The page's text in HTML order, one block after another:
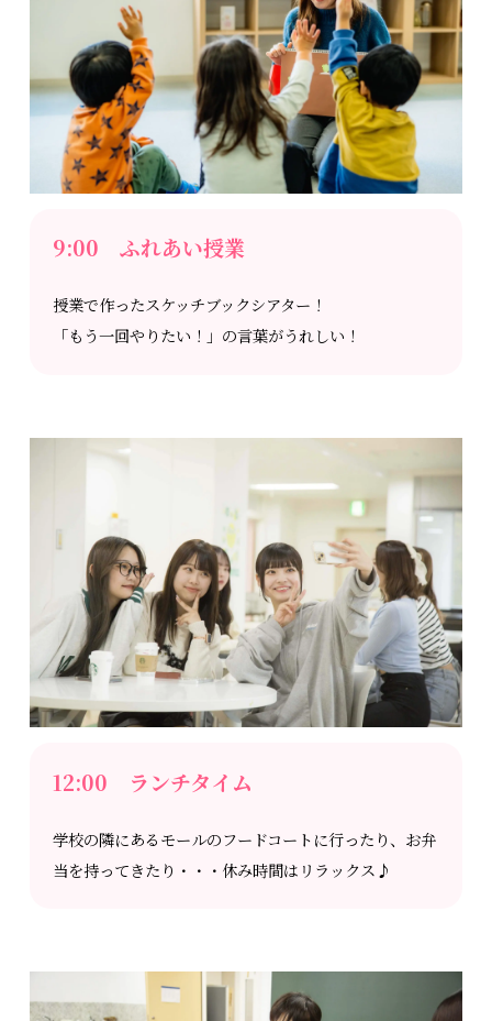
9:00 ふれあい授業
授業で作ったスケッチブックシアター！
「もう一回やりたい！」の言葉がうれしい！
12:00 ランチタイム
学校の隣にあるモールのフードコートに行ったり、お弁
当を持ってきたり・・・休み時間はリラックス♪